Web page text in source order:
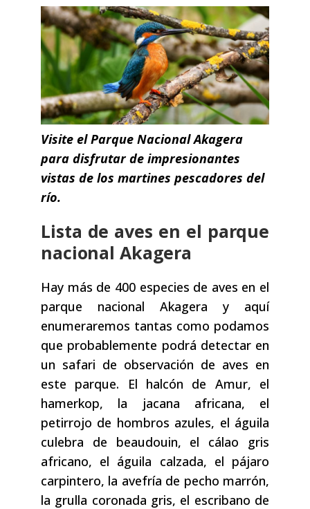
Visite el Parque Nacional Akagera
para disfrutar de impresionantes
vistas de los martines pescadores del
río.
Lista de aves en el parque
nacional Akagera
Hay más de 400 especies de aves en el
parque nacional Akagera y aquí
enumeraremos tantas como podamos
que probablemente podrá detectar en
un safari de observación de aves en
este parque. El halcón de Amur, el
hamerkop, la jacana africana, el
petirrojo de hombros azules, el águila
culebra de beaudouin, el cálao gris
africano, el águila calzada, el pájaro
carpintero, la avefría de pecho marrón,
la grulla coronada gris, el escribano de